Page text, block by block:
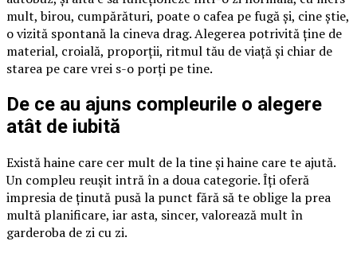
mult, birou, cumpărături, poate o cafea pe fugă și, cine știe,
o vizită spontană la cineva drag. Alegerea potrivită ține de
material, croială, proporții, ritmul tău de viață și chiar de
starea pe care vrei s-o porți pe tine.
De ce au ajuns compleurile o alegere
atât de iubită
Există haine care cer mult de la tine și haine care te ajută.
Un compleu reușit intră în a doua categorie. Îți oferă
impresia de ținută pusă la punct fără să te oblige la prea
multă planificare, iar asta, sincer, valorează mult în
garderoba de zi cu zi.